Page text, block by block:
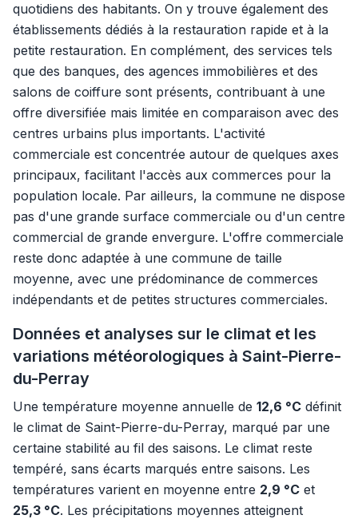
quotidiens des habitants. On y trouve également des
établissements dédiés à la restauration rapide et à la
petite restauration. En complément, des services tels
que des banques, des agences immobilières et des
salons de coiffure sont présents, contribuant à une
offre diversifiée mais limitée en comparaison avec des
centres urbains plus importants. L'activité
commerciale est concentrée autour de quelques axes
principaux, facilitant l'accès aux commerces pour la
population locale. Par ailleurs, la commune ne dispose
pas d'une grande surface commerciale ou d'un centre
commercial de grande envergure. L'offre commerciale
reste donc adaptée à une commune de taille
moyenne, avec une prédominance de commerces
indépendants et de petites structures commerciales.
Données et analyses sur le climat et les
variations météorologiques à Saint-Pierre-
du-Perray
Une température moyenne annuelle de 12,6 °C définit
le climat de Saint-Pierre-du-Perray, marqué par une
certaine stabilité au fil des saisons. Le climat reste
tempéré, sans écarts marqués entre saisons. Les
températures varient en moyenne entre 2,9 °C et
25,3 °C. Les précipitations moyennes atteignent